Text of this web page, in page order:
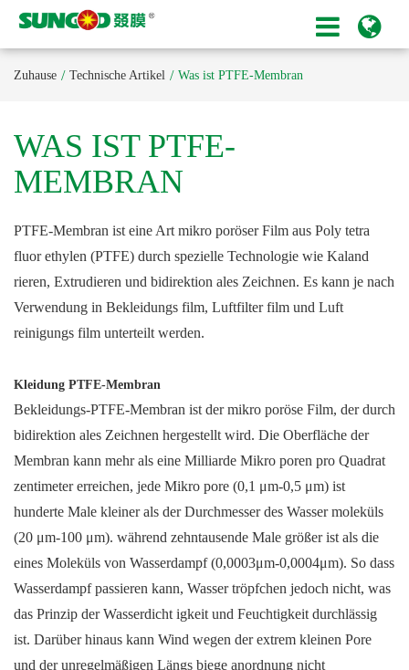
Zuhause Technische Artikel Was ist PTFE-Membran
WAS IST PTFE-
MEMBRAN
PTFE-Membran ist eine Art mikro poröser Film aus Poly tetra
fluor ethylen (PTFE) durch spezielle Technologie wie Kaland
rieren, Extrudieren und bidirektion ales Zeichnen. Es kann je nach
Verwendung in Bekleidungs film, Luftfilter film und Luft
reinigungs film unterteilt werden.
Kleidung PTFE-Membran
Bekleidungs-PTFE-Membran ist der mikro poröse Film, der durch
bidirektion ales Zeichnen hergestellt wird. Die Oberfläche der
Membran kann mehr als eine Milliarde Mikro poren pro Quadrat
zentimeter erreichen, jede Mikro pore (0,1 μm-0,5 μm) ist
hunderte Male kleiner als der Durchmesser des Wasser moleküls
(20 μm-100 μm). während zehntausende Male größer ist als die
eines Moleküls von Wasserdampf (0,0003μm-0,0004μm). So dass
Wasserdampf passieren kann, Wasser tröpfchen jedoch nicht, was
das Prinzip der Wasserdicht igkeit und Feuchtigkeit durchlässig
ist. Darüber hinaus kann Wind wegen der extrem kleinen Pore
und der unregelmäßigen Längs biege anordnung nicht